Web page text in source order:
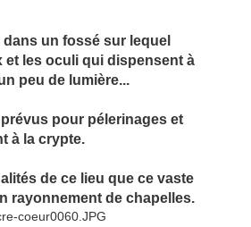
un fossé sur lequel
les oculi qui dispensent à
peu de lumière...
pour pélerinages et
à la crypte.
de ce lieu que ce vaste
rayonnement de chapelles.